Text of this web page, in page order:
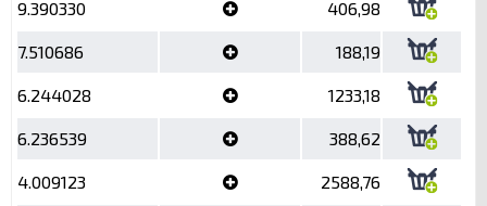
9.390330 406,98
7.510686 188,19
6.244028 1233,18
6.236539 388,62
4.009123 2588,76